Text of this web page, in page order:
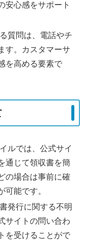
安心感をサポート
質問は、電話やチ
す。カスタマーサ
を高める要素で
ルでは、公式サイ
通じて領収書を簡
の場合は事前に確
可能です。
発行に関する不明
サイトの問い合わ
を受けることがで